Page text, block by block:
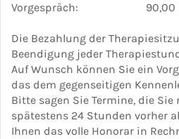
Vorgespräch: 90,00
Die Bezahlung der
Beendigung jeder
Auf Wunsch können Sie ein
das dem gegenseitigen
Bitte sagen Sie Termine, die
spätestens 24 Stunden vorher
Ihnen das volle Honorar in